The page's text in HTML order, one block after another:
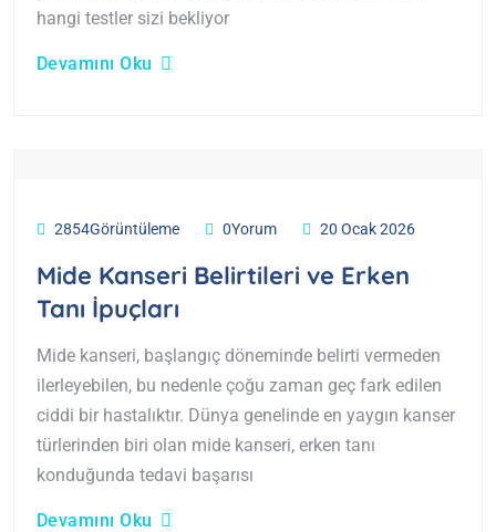
hangi testler sizi bekliyor
Devamını Oku
2854Görüntüleme 0Yorum 20 Ocak 2026
Mide Kanseri Belirtileri ve Erken
Tanı İpuçları
Mide kanseri, başlangıç döneminde belirti vermeden
ilerleyebilen, bu nedenle çoğu zaman geç fark edilen
ciddi bir hastalıktır. Dünya genelinde en yaygın kanser
türlerinden biri olan mide kanseri, erken tanı
konduğunda tedavi başarısı
Devamını Oku